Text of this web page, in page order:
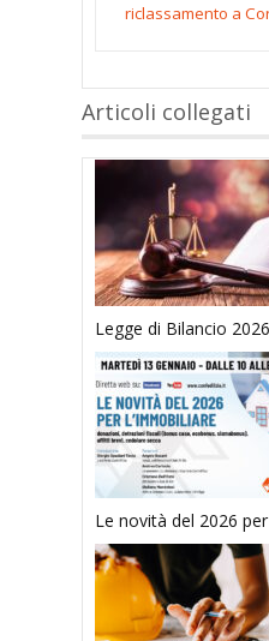
riclassamento a
Articoli collegati
Legge di Bilancio 2026
Le novità del 2026